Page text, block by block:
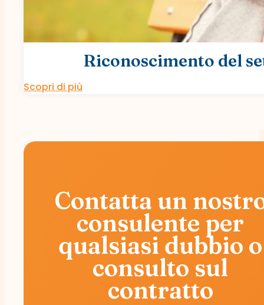
Riconoscimento del
Scopri di più
Contatta un
consulente per
qualsiasi dubbio o
consulto sul
contratto